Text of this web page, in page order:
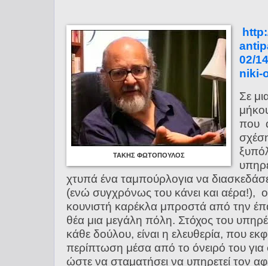
ΤΑΚΗΣ ΦΩΤΟΠΟΥΛΟΣ
02/
niki-
Σε
που
χτυπά ένα ταμπούρλογια να
(ενώ συγχρόνως του κάνει και αέρα!), ο
κουνιστή καρέκλα μπροστά από την
θέα μια μεγάλη πόλη. Στόχος του
κάθε δούλου, είναι η ελευθερία, που
περίπτωση μέσα από το όνειρό του
ώστε να σταματήσει να υπηρετεί τον